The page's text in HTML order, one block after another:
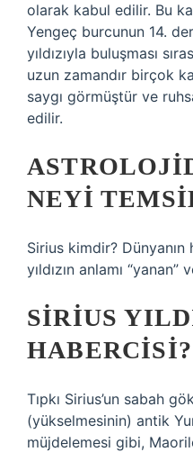
olarak kabul edilir. Bu
Yengeç burcunun 14.
yıldızıyla buluşması
uzun zamandır birçok
saygı görmüştür ve
edilir.
NEYI
Sirius kimdir?
yıldızın anlamı “yanan”
SIRIUS
HABERCISI?
Tıpkı Sirius’un sabah
(yükselmesinin) antik
müjdelemesi gibi,